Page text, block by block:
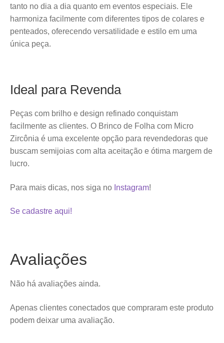
tanto no dia a dia quanto em eventos especiais. Ele
harmoniza facilmente com diferentes tipos de colares e
penteados, oferecendo versatilidade e estilo em uma
única peça.
Ideal para Revenda
Peças com brilho e design refinado conquistam
facilmente as clientes. O Brinco de Folha com Micro
Zircônia é uma excelente opção para revendedoras que
buscam semijoias com alta aceitação e ótima margem de
lucro.
Para mais dicas, nos siga no Instagram!
Se cadastre aqui!
Avaliações
Não há avaliações ainda.
Apenas clientes conectados que compraram este produto
podem deixar uma avaliação.